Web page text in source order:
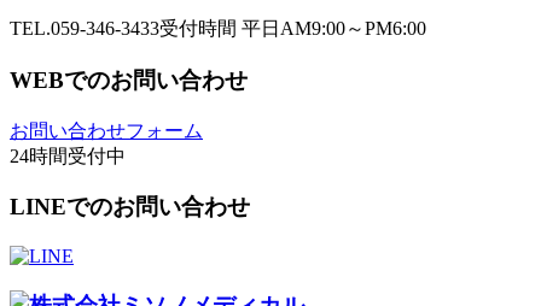
TEL.059-346-3433受付時間 平日AM9:00～PM6:00
WEBでのお問い合わせ
お問い合わせフォーム
24時間受付中
LINEでのお問い合わせ